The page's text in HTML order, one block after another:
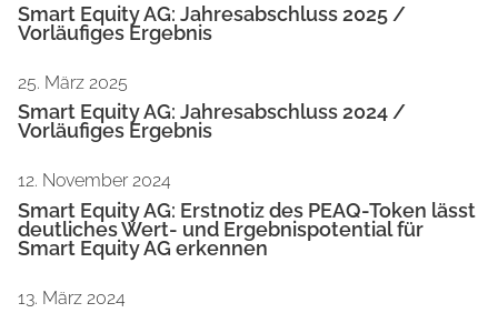
Smart Equity AG: Jahresabschluss 2025 /
Vorläufiges Ergebnis
25. März 2025
Smart Equity AG: Jahresabschluss 2024 /
Vorläufiges Ergebnis
12. November 2024
Smart Equity AG: Erstnotiz des PEAQ-Token lässt
deutliches Wert- und Ergebnispotential für
Smart Equity AG erkennen
13. März 2024